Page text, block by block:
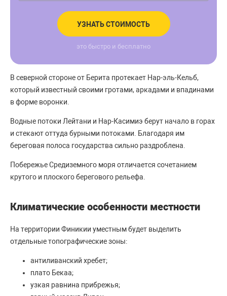
УЗНАТЬ СТОИМОСТЬ
это быстро и бесплатно
В северной стороне от Берита протекает Нар-эль-Кельб,
который известный своими гротами, аркадами и впадинами
в форме воронки.
Водные потоки Лейтани и Нар-Касимиэ берут начало в горах
и стекают оттуда бурными потоками. Благодаря им
береговая полоса государства сильно раздроблена.
Побережье Средиземного моря отличается сочетанием
крутого и плоского берегового рельефа.
Климатические особенности местности
На территории Финикии уместным будет выделить
отдельные топографические зоны:
антиливанский хребет;
плато Бекаа;
узкая равнина прибрежья;